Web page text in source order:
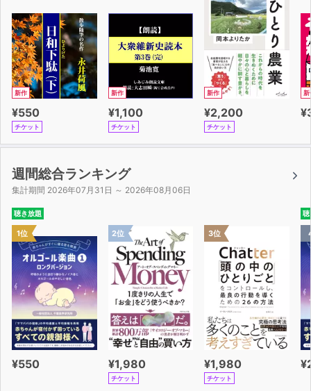
新作
¥550
チケット
新作
¥1,100
チケット
新作
¥2,200
チケット
新
週間総合ランキング
集計期間 2026年07月31日 ～ 2026年08月06日
聴き放題
1位
¥550
2位
¥1,980
チケット
3位
¥1,980
チケット
聴